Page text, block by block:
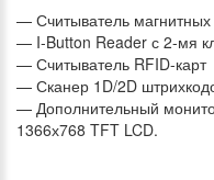
— Считыватель
— I-Button Reader с 2-мя
— Считыватель RFID-карт
— Сканер 1D/2D
— Дополнительный
1366х768 TFT LCD.